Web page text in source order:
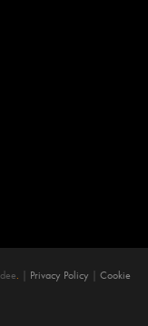
. Privacy Policy
Cookie